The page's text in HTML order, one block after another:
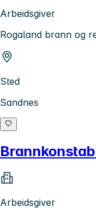
Arbeidsgiver
Rogaland brann og
Sted
Sandnes
Arbeidsgiver